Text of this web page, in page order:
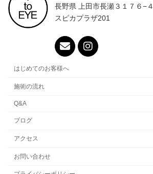
長野県 上田市長瀬３１７６−４
スピカプラザ201
はじめてのお客様へ
施術の流れ
Q&A
ブログ
アクセス
お問い合わせ